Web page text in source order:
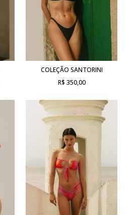
COLEÇÃO SANTORINI
R$ 350,00